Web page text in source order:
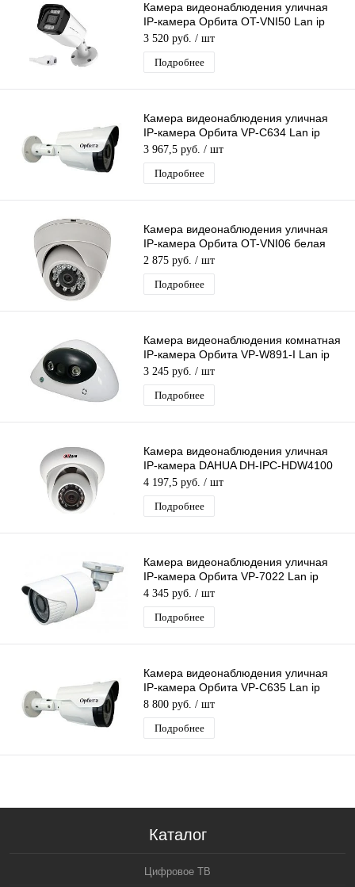
Камера видеонаблюдения уличная
IP-камера Орбита OT-VNI50 Lan ip
камера 2 Mpix 2,8 мм для дома и др
3 520 руб. / шт
Подробнее
Камера видеонаблюдения уличная
IP-камера Орбита VP-C634 Lan ip
видеокамера 2 Mpix 3,6мм H.264
металл
3 967,5 руб. / шт
Подробнее
Камера видеонаблюдения уличная
IP-камера Орбита OT-VNI06 белая
Lan видеокамера 4 Mpix 3,6мм
металл
2 875 руб. / шт
Подробнее
Камера видеонаблюдения комнатная
IP-камера Орбита VP-W891-I Lan ip
видеокамера 1 Mpix 3,6мм H.264
3 245 руб. / шт
Подробнее
Камера видеонаблюдения уличная
IP-камера DAHUA DH-IPC-HDW4100
Lan ip видеокамера 1.3 Mpix 3,6мм
4 197,5 руб. / шт
Подробнее
Камера видеонаблюдения уличная
IP-камера Орбита VP-7022 Lan ip
видеокамера 4 Mpix 3,6мм металл
4 345 руб. / шт
Подробнее
Камера видеонаблюдения уличная
IP-камера Орбита VP-C635 Lan ip
видеокамера 4 Mpix 3,6мм H.264
металл
8 800 руб. / шт
Подробнее
Каталог
Цифровое ТВ